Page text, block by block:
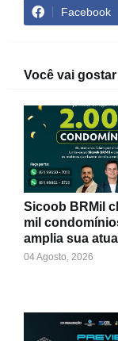
Facebook
Você vai gostar
Sicoob BRMil
mil
amplia sua
04 Agosto, 2026